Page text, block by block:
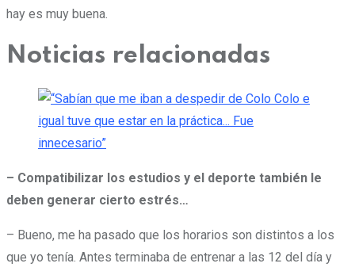
hay es muy buena.
Noticias relacionadas
– Compatibilizar los estudios y el deporte también le
deben generar cierto estrés…
– Bueno, me ha pasado que los horarios son distintos a los
que yo tenía. Antes terminaba de entrenar a las 12 del día y